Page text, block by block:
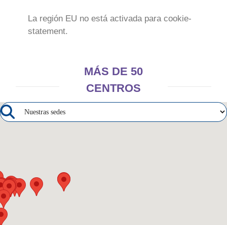
La región EU no está activada para cookie-
statement.
MÁS DE 50
CENTROS